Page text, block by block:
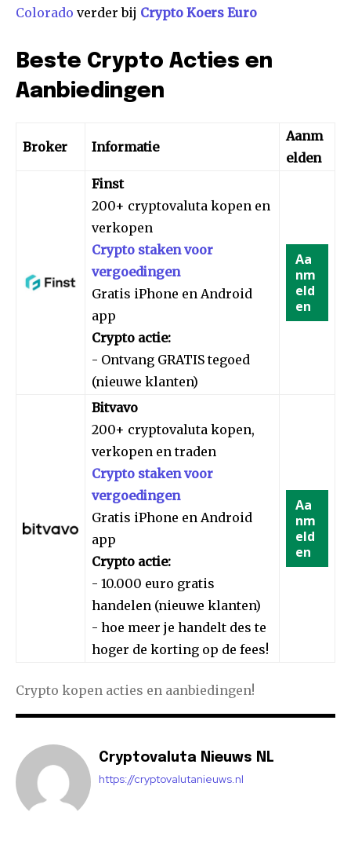
Colorado verder bij Crypto Koers Euro
Beste Crypto Acties en
Aanbiedingen
Broker Informatie
Aanm
elden
Finst
200+ cryptovaluta kopen en
verkopen
Crypto staken voor
vergoedingen
Gratis iPhone en Android
app
Crypto actie:
- Ontvang GRATIS tegoed
(nieuwe klanten)
Aa
nm
eld
en
Bitvavo
200+ cryptovaluta kopen,
verkopen en traden
Crypto staken voor
vergoedingen
Gratis iPhone en Android
app
Crypto actie:
- 10.000 euro gratis
handelen (nieuwe klanten)
- hoe meer je handelt des te
hoger de korting op de fees!
Aa
nm
eld
en
Crypto kopen acties en aanbiedingen!
Cryptovaluta Nieuws NL
https://cryptovalutanieuws.nl